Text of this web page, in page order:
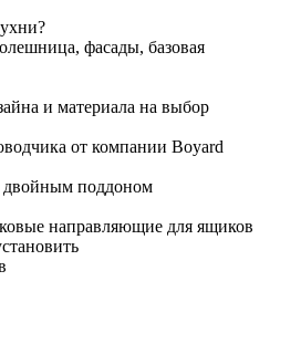
фасады, базовая
и материала на выбор
от компании Boyard
двойным поддоном
направляющие для ящиков